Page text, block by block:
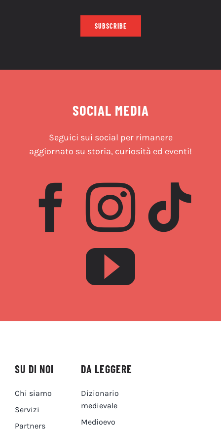
SUBSCRIBE
SOCIAL MEDIA
Seguici sui social per rimanere
aggiornato su storia, curiosità ed eventi!
SU DI NOI
Chi siamo
Servizi
Partners
DA LEGGERE
Dizionario
medievale
Medioevo